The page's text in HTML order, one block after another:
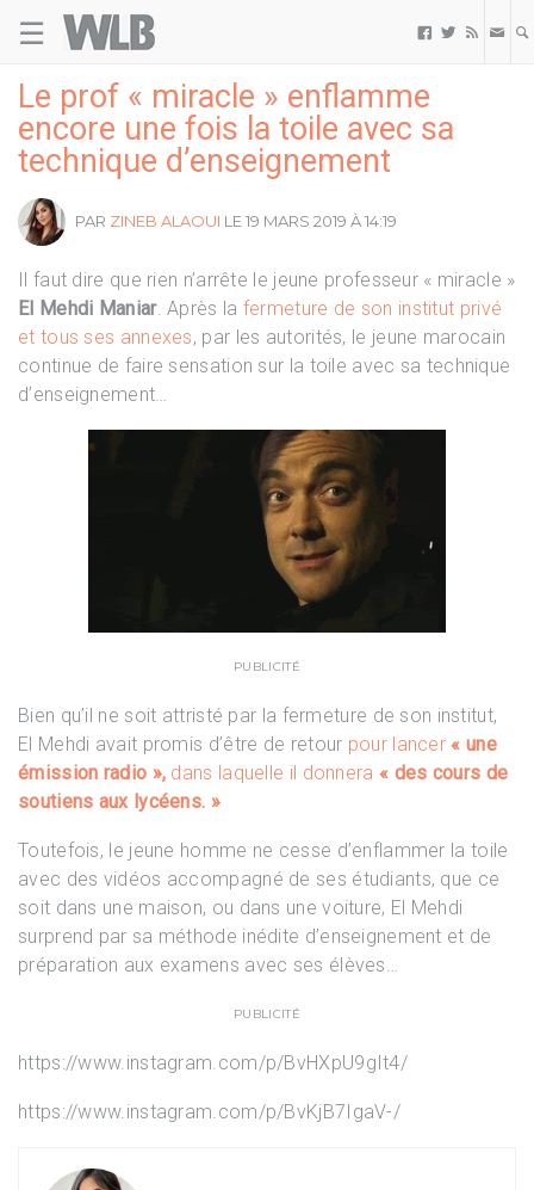
☰   
Le prof « miracle » enflamme
encore une fois la toile avec sa
technique d’enseignement
PAR ZINEB ALAOUI LE 19 MARS 2019 À 14:19
Il faut dire que rien n’arrête le jeune professeur « miracle »
El Mehdi Maniar. Après la fermeture de son institut privé
et tous ses annexes, par les autorités, le jeune marocain
continue de faire sensation sur la toile avec sa technique
d’enseignement…
PUBLICITÉ
Bien qu’il ne soit attristé par la fermeture de son institut,
El Mehdi avait promis d’être de retour pour lancer« une
émission radio », dans laquelle il donnera « des cours de
soutiens aux lycéens. »
Toutefois, le jeune homme ne cesse d’enflammer la toile
avec des vidéos accompagné de ses étudiants, que ce
soit dans une maison, ou dans une voiture, El Mehdi
surprend par sa méthode inédite d’enseignement et de
préparation aux examens avec ses élèves…
PUBLICITÉ
https://www.instagram.com/p/BvHXpU9gIt4/
https://www.instagram.com/p/BvKjB7IgaV-/